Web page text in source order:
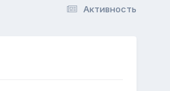
Активность